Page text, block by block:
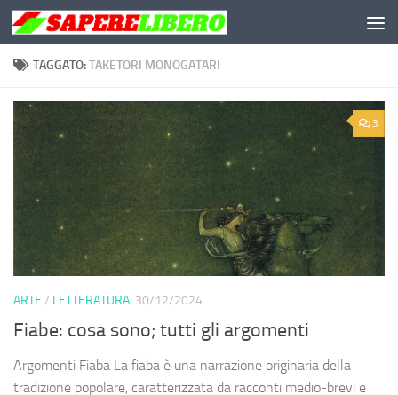
Salta al contenuto
TAGGATO:TAKETORI MONOGATARI
3
ARTE / LETTERATURA 30/12/2024
Fiabe: cosa sono; tutti gli argomenti
Argomenti Fiaba La fiaba è una narrazione originaria della
tradizione popolare, caratterizzata da racconti medio-brevi e